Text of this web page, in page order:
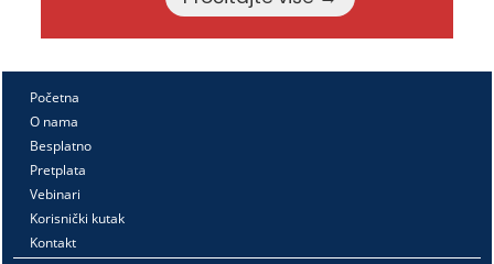
Početna
O nama
Besplatno
Pretplata
Vebinari
Korisnički kutak
Kontakt